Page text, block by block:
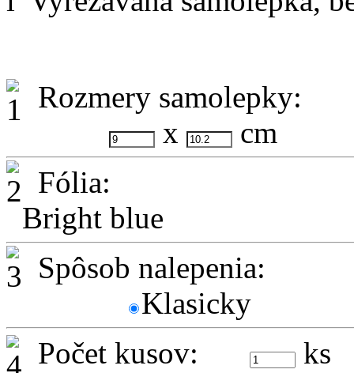
Rozmery samolepky:
x
cm
Fólia:
Bright blue
Spôsob nalepenia:
Klasicky
Počet kusov:
ks